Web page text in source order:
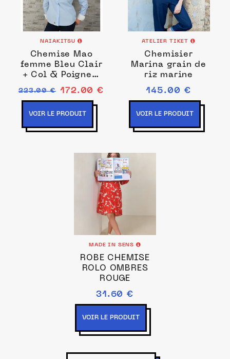
NAIAKITSU
Chemise Mao
femme Bleu Clair
+ Col & Poignets
Napolitain
amovibles Blanc
223.00 € 172.00 €
VOIR LE PRODUIT
ATELIER TIKET
Chemisier
Marina grain de
riz marine
145.00 €
VOIR LE PRODUIT
MADE IN SENS
ROBE CHEMISE
ROLO OMBRES
ROUGE
31.60 €
VOIR LE PRODUIT